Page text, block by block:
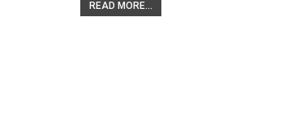
READ MORE...